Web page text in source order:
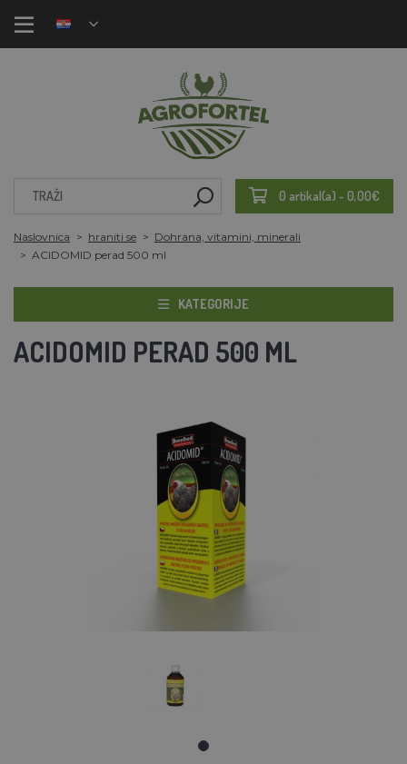
0 artikal(a) - 0,00€
Naslovnica hraniti se
Dohrana, vitamini, minerali
ACIDOMID perad 500 ml
KATEGORIJE
ACIDOMID PERAD 500 ML